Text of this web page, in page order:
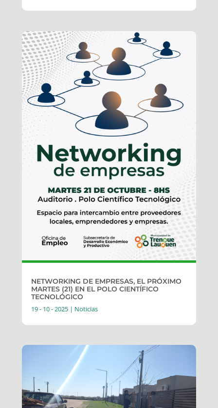
NETWORKING DE EMPRESAS, EL PRÓXIMO
MARTES (21) EN EL POLO CIENTÍFICO
TECNOLÓGICO
19 - 10 - 2025| Noticias